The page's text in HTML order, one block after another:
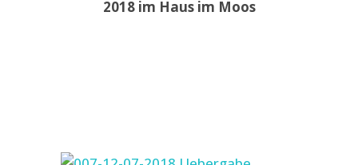
2018 im Haus im Moos